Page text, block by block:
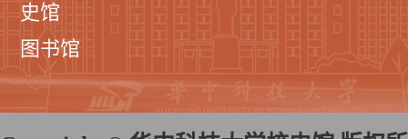
史馆
图书馆